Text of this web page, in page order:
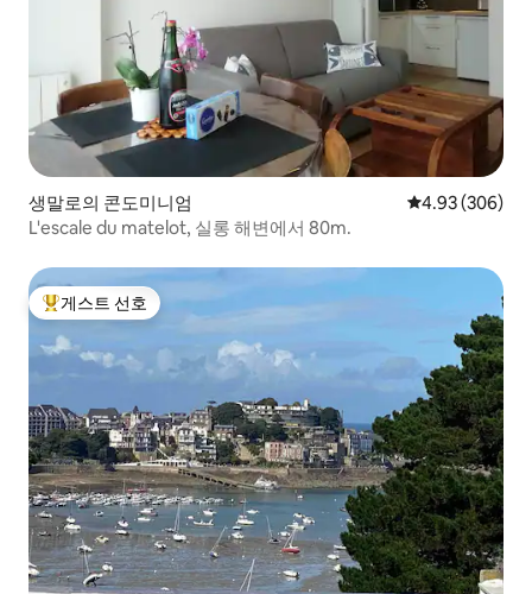
생말로의 콘도미니엄 평점 4.93점(5
4.93 (306)
L'escale du matelot, 실롱 해변에서 80m.
상위 게스트 선호
게스트 선호